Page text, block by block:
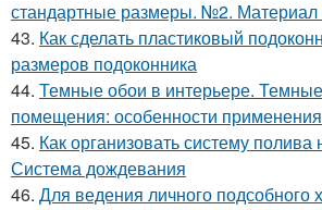
стандартные размеры. №2. Материал
43. Как сделать пластиковый
размеров подоконника
44. Темные обои в интерьере.
помещения: особенности применения
45. Как организовать систему полива
Система дождевания
46. Для ведения личного подсобного